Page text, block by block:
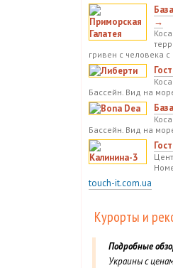
→
гривен с человека
Бассейн. Вид на
Бассейн. Вид на
touch-it.com.ua
Курорты и
Подробные
Украины с